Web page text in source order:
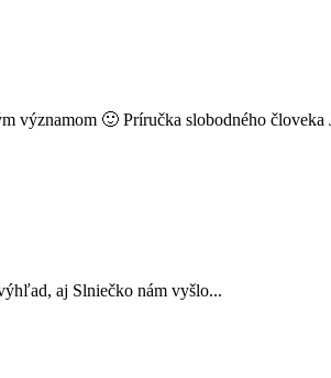
významom 🙂 Príručka slobodného človeka
aj Slniečko nám vyš­lo...